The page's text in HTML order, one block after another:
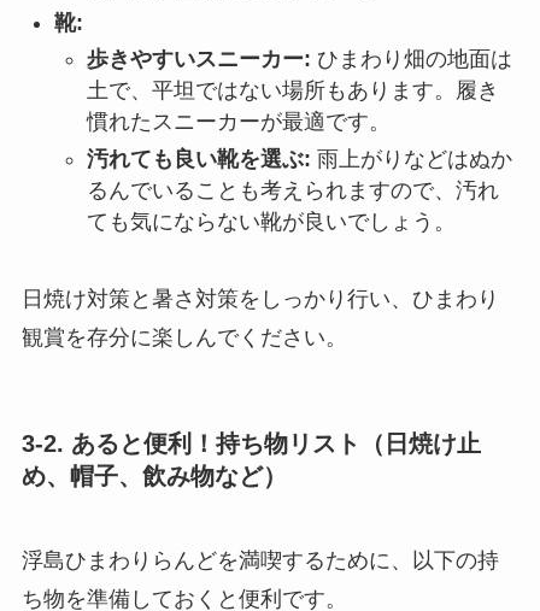
靴:
歩きやすいスニーカー: ひまわり畑の地面は
土で、平坦ではない場所もあります。履き
慣れたスニーカーが最適です。
汚れても良い靴を選ぶ: 雨上がりなどはぬか
るんでいることも考えられますので、汚れ
ても気にならない靴が良いでしょう。
日焼け対策と暑さ対策をしっかり行い、ひまわり
観賞を存分に楽しんでください。
3-2. あると便利！持ち物リスト（日焼け止
め、帽子、飲み物など）
浮島ひまわりらんどを満喫するために、以下の持
ち物を準備しておくと便利です。